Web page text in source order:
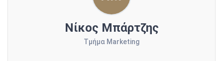
Νίκος Μπάρτζης
Τμήμα Marketing